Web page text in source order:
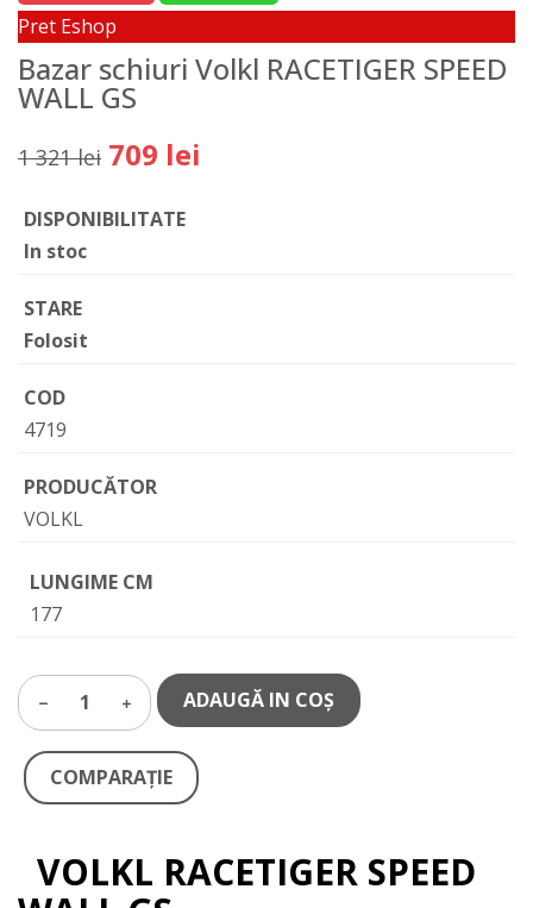
Pret Eshop
Bazar schiuri Volkl RACETIGER SPEED
WALL GS
1 321 lei 709 lei
DISPONIBILITATE
In stoc
STARE
Folosit
COD
4719
PRODUCĂTOR
VOLKL
LUNGIME CM
177
1 ADAUGĂ IN COŞ
COMPARAŢIE
VOLKL RACETIGER SPEED